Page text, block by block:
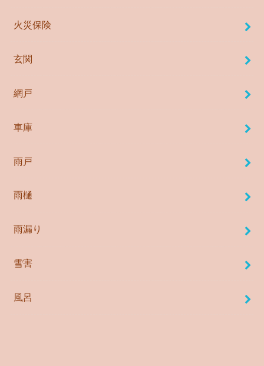
火災保険
玄関
網戸
車庫
雨戸
雨樋
雨漏り
雪害
風呂